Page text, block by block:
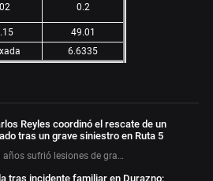
0.2
49.01
6.6335
Reyles coordinó el rescate de un
tras un grave siniestro en Ruta 5
años sufrió lesiones de gra…
tras incidente familiar en Durazno;